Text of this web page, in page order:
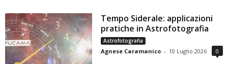
Tempo Siderale: applicazioni
pratiche in Astrofotografia
Astrofotografia
Agnese Caramanico - 10 Luglio 2026 0